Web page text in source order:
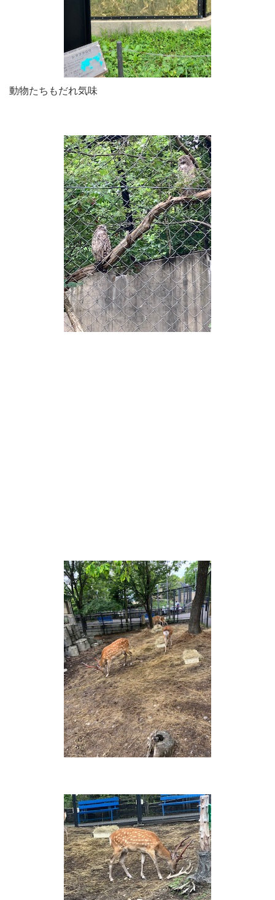
動物たちもだれ気味